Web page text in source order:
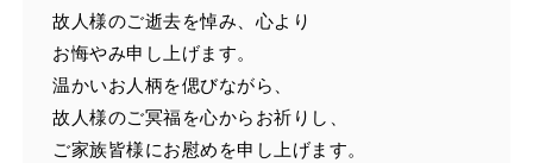
故人様のご逝去を悼み、心より
お悔やみ申し上げます。
温かいお人柄を偲びながら、
故人様のご冥福を心からお祈りし、
ご家族皆様にお慰めを申し上げます。